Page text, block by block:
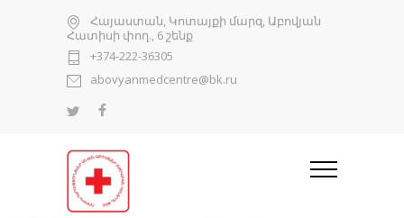
Հայաստան, Կոտայքի մարզ, Աբովյան
Հատիսի փող., 6 շենք
+374-222-36305
abovyanmedcentre@bk.ru